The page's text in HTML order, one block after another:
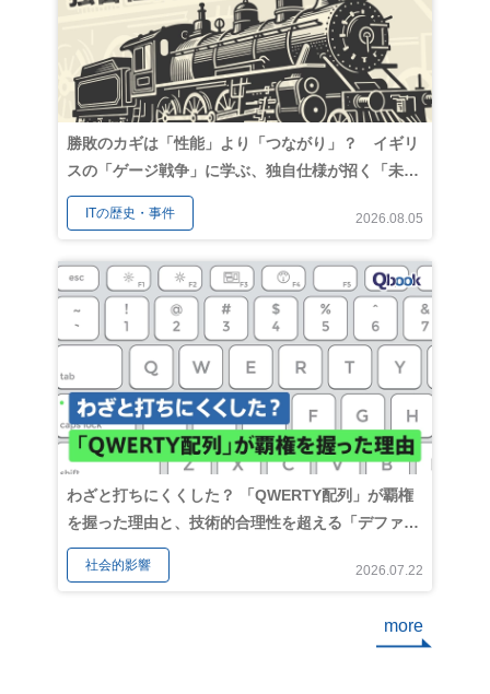
勝敗のカギは「性能」より「つながり」？ イギリ
スの「ゲージ戦争」に学ぶ、独自仕様が招く「未来
の負債」とは？
ITの歴史・事件 2026.08.05
わざと打ちにくくした？ 「QWERTY配列」が覇権
を握った理由と、技術的合理性を超える「デファク
トスタンダード」の力
社会的影響 2026.07.22
more